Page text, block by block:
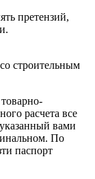
претензий,
строительным
расчета все
вами
По
паспорт